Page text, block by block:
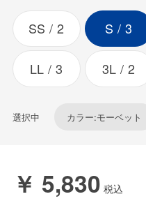
SS 2 S 3
LL 3 3L 2
選択中 カラー:モーベット
￥ 5,830